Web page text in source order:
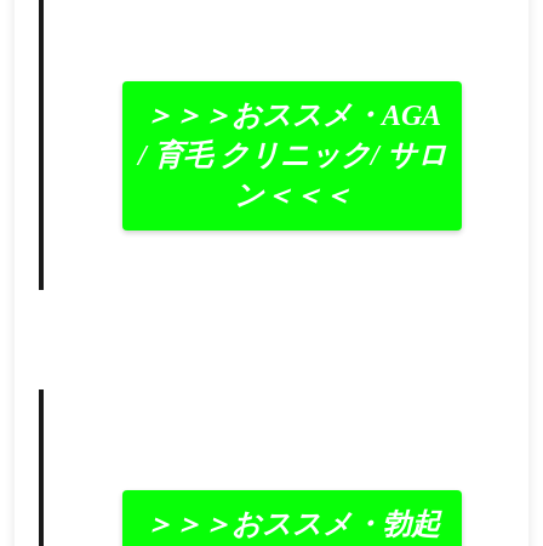
＞＞＞おススメ・AGA
/ 育毛 クリニック/ サロ
ン＜＜＜
＞＞＞おススメ・勃起